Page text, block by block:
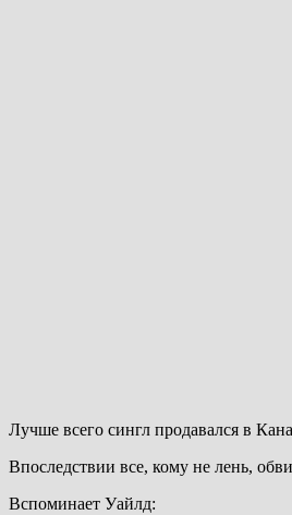
Лучше всего сингл продавался в
Впоследствии все, кому не лень,
Вспоминает Уайлд: